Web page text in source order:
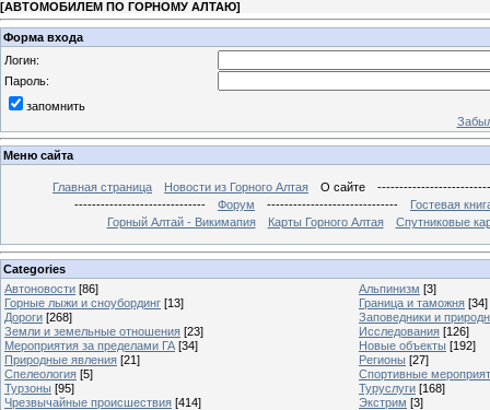
[АВТОМОБИЛЕМ ПО ГОРНОМУ АЛТАЮ]
Форма входа
Логин:
Пароль:
запомнить
Меню сайта
Главная страница Новости из Горного Алтая О сайте
------------------------------
Форум ------------------------------
Гостевая
Горный Алтай - Викимапия
Карты Горного Алтая Спутниковые
Categories
Автоновости [86] Альпинизм [3]
Горные лыжи и сноубординг [13] Граница и таможня [34]
Дороги [268]
Заповедники и
Земли и земельные отношения [23] Исследования [126]
Мероприятия за пределами ГА [34] Новые объекты [192]
Природные явления [21] Регионы [27]
Спелеология [5]
Спортивные
Турзоны [95] Туруслуги [168]
Чрезвычайные происшествия [414] Экстрим [3]